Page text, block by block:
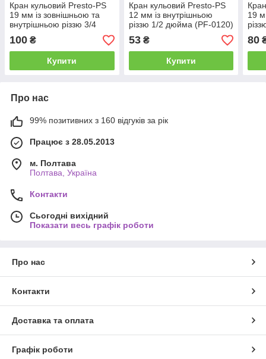
Кран кульовий Presto-PS
19 мм із зовнішньою та
внутрішньою різзю 3/4
дюйми (PFV-0125)
100 ₴
Купити
Кран кульовий Presto-PS
12 мм із внутрішньою
різзю 1/2 дюйма (PF-0120)
53₴
Купити
19
80
Про нас
99% позитивних з 160 відгуків за рік
Працює з 28.05.2013
м. Полтава
Полтава, Україна
Контакти
Сьогодні вихідний
Показати весь графік роботи
Про нас
Контакти
Доставка та оплата
Графік роботи